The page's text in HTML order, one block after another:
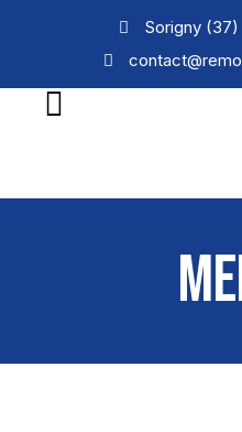
Sorigny (37)